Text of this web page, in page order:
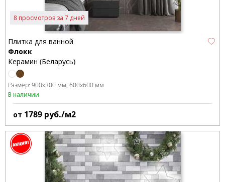
8 просмотров за 7 дней
Плитка для ванной
Флокк
Керамин (Беларусь)
Размер: 900x300 мм 600x600 мм
В наличии
от 1789 руб./м2